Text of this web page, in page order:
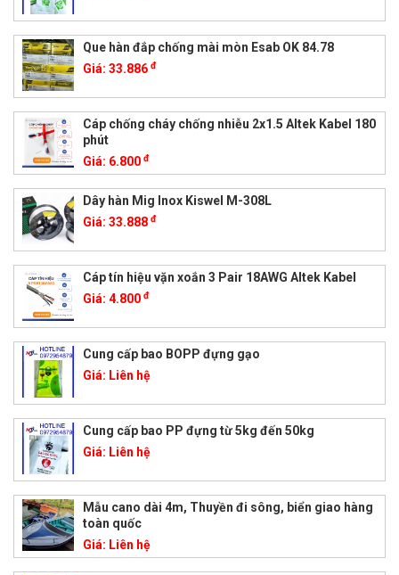
Que hàn đắp chống mài mòn Esab OK 84.78
Giá: 33.886 đ
Cáp chống cháy chống nhiễu 2x1.5 Altek Kabel 180
phút
Giá: 6.800 đ
Dây hàn Mig Inox Kiswel M-308L
Giá: 33.888 đ
Cáp tín hiệu vặn xoắn 3 Pair 18AWG Altek Kabel
Giá: 4.800 đ
Cung cấp bao BOPP đựng gạo
Giá: Liên hệ
Cung cấp bao PP đựng từ 5kg đến 50kg
Giá: Liên hệ
Mẫu cano dài 4m, Thuyền đi sông, biển giao hàng
toàn quốc
Giá: Liên hệ